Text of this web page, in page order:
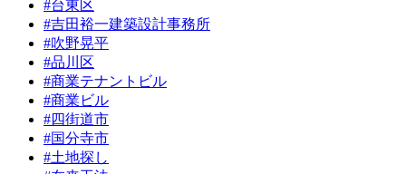
#台東区
#吉田裕一建築設計事務所
#吹野晃平
#品川区
#商業テナントビル
#商業ビル
#四街道市
#国分寺市
#土地探し